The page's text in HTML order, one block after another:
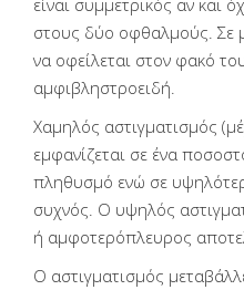
στους δύο οφθαλμούς. Σε
να οφείλεται στον φακό
αμφιβληστροειδή.
Χαμηλός αστιγματισμός
εμφανίζεται σε ένα
πληθυσμό ενώ σε
συχνός. Ο υψηλός
ή αμφοτερόπλευρος
Ο αστιγματισμός